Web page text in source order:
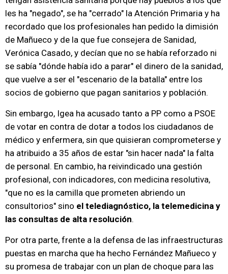
les ha "negado", se ha "cerrado" la Atención Primaria y ha
recordado que los profesionales han pedido la dimisión
de Mañueco y de la que fue consejera de Sanidad,
Verónica Casado, y decían que no se había reforzado ni
se sabía "dónde había ido a parar" el dinero de la sanidad,
que vuelve a ser el "escenario de la batalla" entre los
socios de gobierno que pagan sanitarios y población.
Sin embargo, Igea ha acusado tanto a PP como a PSOE
de votar en contra de dotar a todos los ciudadanos de
médico y enfermera, sin que quisieran comprometerse y
ha atribuido a 35 años de estar "sin hacer nada" la falta
de personal. En cambio, ha reivindicado una gestión
profesional, con indicadores, con medicina resolutiva,
"que no es la camilla que prometen abriendo un
consultorios" sino el telediagnóstico, la telemedicina y
las consultas de alta resolución.
Por otra parte, frente a la defensa de las infraestructuras
puestas en marcha que ha hecho Fernández Mañueco y
su promesa de trabajar con un plan de choque para las